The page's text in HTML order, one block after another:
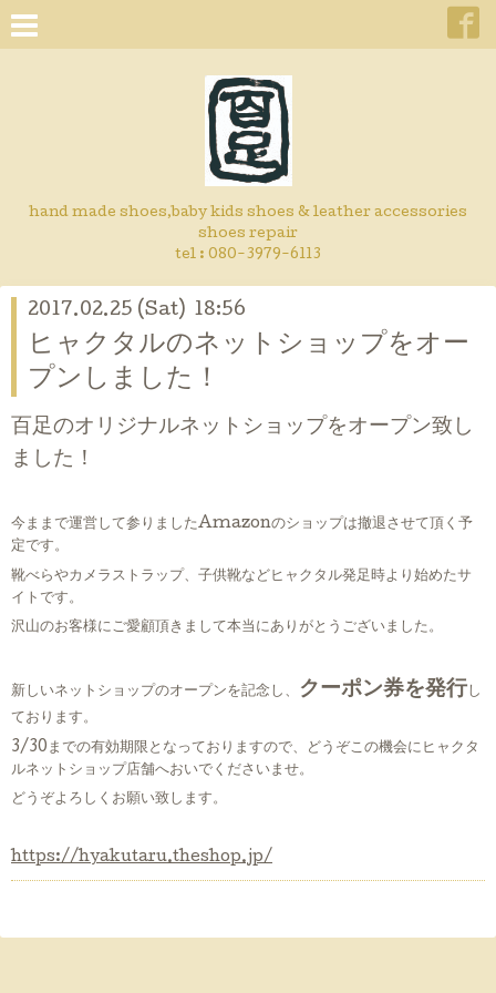
hand made shoes,baby kids shoes & leather accessories
shoes repair
tel : 080-3979-6113
2017.02.25 (Sat) 18:56
ヒャクタルのネットショップをオー
プンしました！
百足のオリジナルネットショップをオープン致し
ました！
今ままで運営して参りましたAmazonのショップは撤退させて頂く予
定です。
靴べらやカメラストラップ、子供靴などヒャクタル発足時より始めたサ
イトです。
沢山のお客様にご愛顧頂きまして本当にありがとうございました。
新しいネットショップのオープンを記念し、 クーポン券を発行し
ております。
3/30までの有効期限となっておりますので、どうぞこの機会にヒャクタ
ルネットショップ店舗へおいでくださいませ。
どうぞよろしくお願い致します。
https://hyakutaru.theshop.jp/